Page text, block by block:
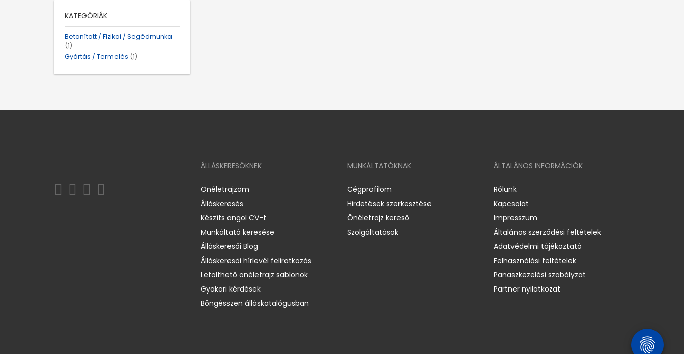
KATEGÓRIÁK
Betanított / Fizikai / Segédmunka
(1)
Gyártás / Termelés (1)
ÁLLÁSKERESŐKNEK
Önéletrajzom
Álláskeresés
Készíts angol CV-t
Munkáltató keresése
Álláskeresői Blog
Álláskeresői hírlevél feliratkozás
Letölthető önéletrajz sablonok
Gyakori kérdések
Böngésszen álláskatalógusban
MUNKÁLTATÓKNAK
Cégprofilom
Hirdetések szerkesztése
Önéletrajz kereső
Szolgáltatások
ÁLTALÁNOS INFORMÁCIÓK
Rólunk
Kapcsolat
Impresszum
Általános szerződési feltételek
Adatvédelmi tájékoztató
Felhasználási feltételek
Panaszkezelési szabályzat
Partner nyilatkozat